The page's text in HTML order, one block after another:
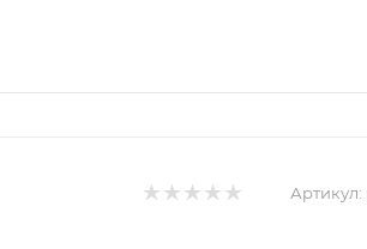
Артикул: